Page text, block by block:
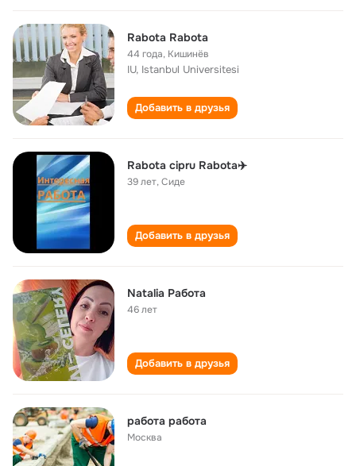
Rabota Rabota
44 года, Кишинёв
IU, Istanbul Universitesi
Добавить в друзья
Rabota cipru Rabota✈️
39 лет,Сиде
Добавить в друзья
Natalia Работа
46 лет
Добавить в друзья
работа работа
Москва